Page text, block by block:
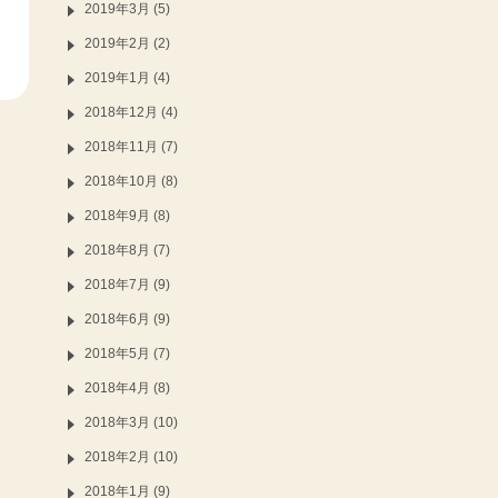
2019年3月 (5)
2019年2月 (2)
2019年1月 (4)
2018年12月 (4)
2018年11月 (7)
2018年10月 (8)
2018年9月 (8)
2018年8月 (7)
2018年7月 (9)
2018年6月 (9)
2018年5月 (7)
2018年4月 (8)
2018年3月 (10)
2018年2月 (10)
2018年1月 (9)